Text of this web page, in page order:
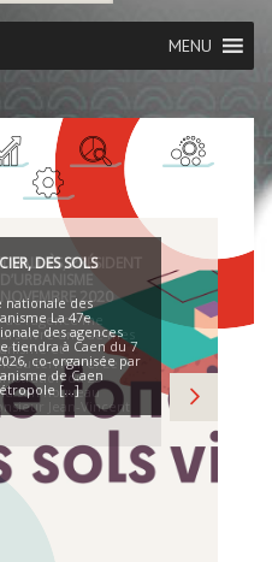
MENU
VALLIÈS, PRÉSIDENT
2020
l’agence me
une de mes
et
du territoire. Le
du 23
son nouveau
Jean-Vincent